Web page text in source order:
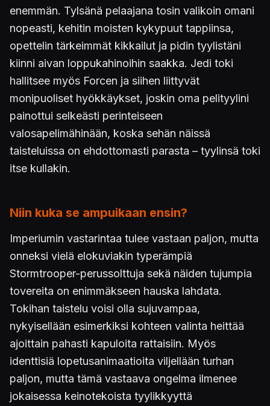
enemmän. Tylsänä pelaajana tosin valikoin omani
nopeasti, kehitin moisten kykypuut tappiinsa,
opettelin tärkeimmät kikkailut ja pidin tyylistäni
kiinni aivan loppukahinoihin saakka. Jedi toki
hallitsee myös Forcen ja siihen liittyvät
monipuoliset hyökkäykset, joskin oma pelityylini
painottui selkeästi perinteiseen
valosapelimähinään, koska sehän näissä
taisteluissa on ehdottomasti parasta – tyylinsä toki
itse kullakin.
Niin kuka se ampuikaan ensin?
Imperiumin vastarintaa tulee vastaan paljon, mutta
onneksi vielä elokuviakin typerämpiä
Stormtrooper-perussolttuja sekä näiden tujumpia
tovereita on enimmäkseen hauska lahdata.
Tokihan taistelu voisi olla sujuvampaa,
nykyisellään esimerkiksi kohteen valinta heittää
ajoittain pahasti kapuloita rattaisiin. Myös
identtisiä lopetusanimaatioita viljellään turhan
paljon, mutta tämä vastaava ongelma ilmenee
jokaisessa keinotekoista tyylikkyyttä